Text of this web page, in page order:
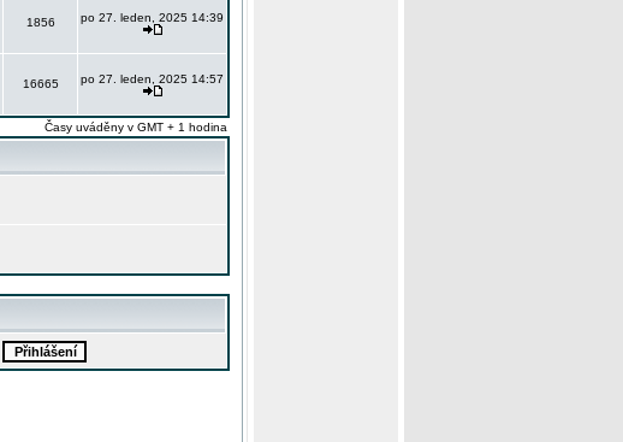
1856 po 27. leden, 2025 14:39
16665 po 27. leden, 2025 14:57
Časy uváděny v GMT + 1 hodina